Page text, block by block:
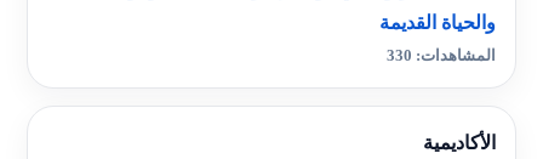
والحياة القديمة
المشاهدات: 330
الأكاديمية